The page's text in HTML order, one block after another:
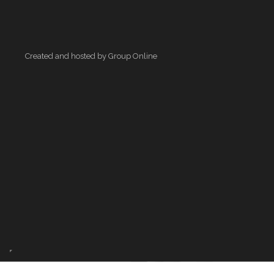
Created and hosted by Group Online